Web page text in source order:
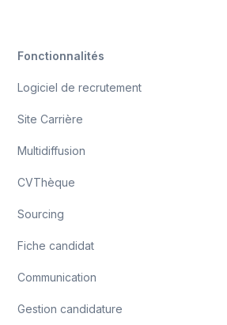
Fonctionnalités
Logiciel de recrutement
Site Carrière
Multidiffusion
CVThèque
Sourcing
Fiche candidat
Communication
Gestion candidature